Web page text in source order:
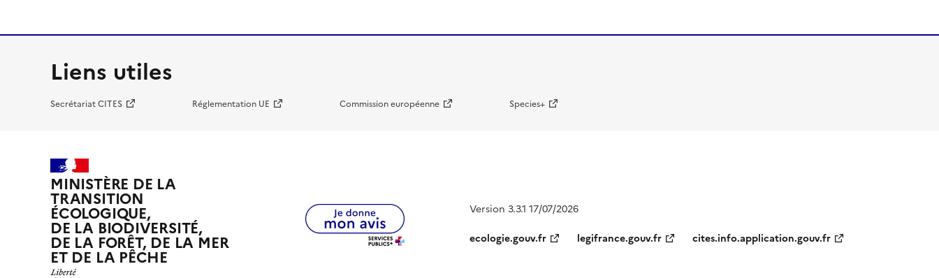
Liens utiles
Secrétariat CITES Réglementation UE Commission européenne Species+
MINISTÈRE DE LA
TRANSITION
ÉCOLOGIQUE,
DE LA BIODIVERSITÉ,
DE LA FORÊT, DE LA MER
ET DE LA PÊCHE
Version 3.3.1 17/07/2026
ecologie.gouv.fr
legifrance.gouv.fr cites.info.application.gouv.fr